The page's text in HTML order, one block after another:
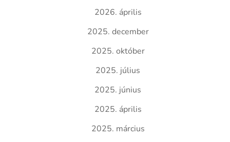
2026. április
2025. december
2025. október
2025. július
2025. június
2025. április
2025. március